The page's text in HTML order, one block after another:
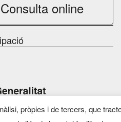
Consulta online
pròpies i de tercers, que